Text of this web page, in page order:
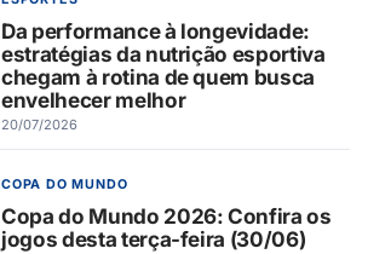
Da performance à longevidade:
estratégias da nutrição esportiva
chegam à rotina de quem busca
envelhecer melhor
20/07/2026
COPA DO MUNDO
Copa do Mundo 2026: Confira os
jogos desta terça-feira (30/06)